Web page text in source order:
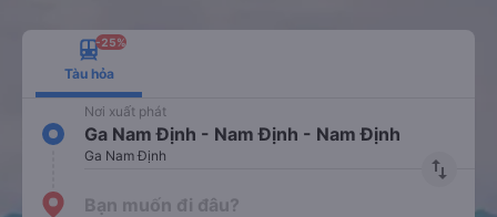
Tàu hỏa
-25%
Nơi xuất phát
Ga Nam Định - Nam Định - Nam Định
Ga Nam Định
import_export
Bạn muốn đi đâu?